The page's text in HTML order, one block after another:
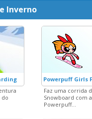
Inverno
do
Powerpuff Girls
Faz uma corrida
Snowboard com
Powerpuff...